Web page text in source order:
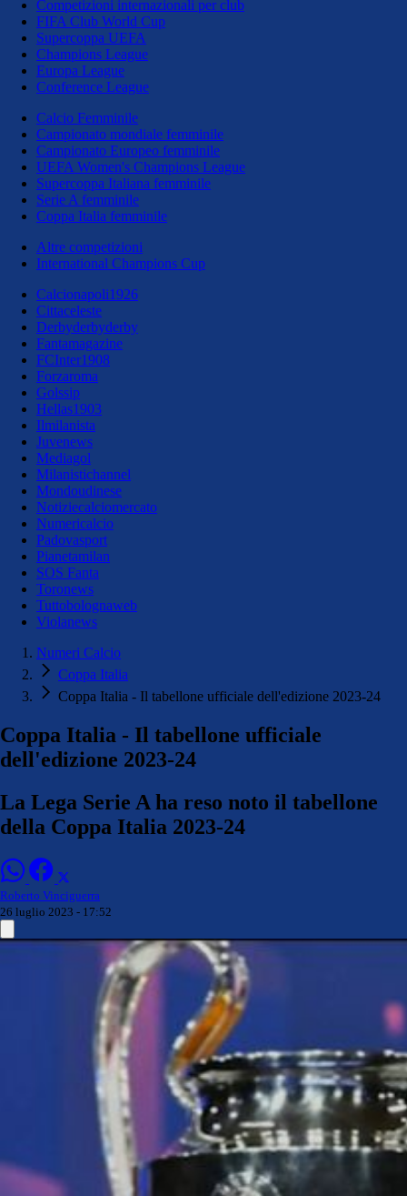
Competizioni internazionali per club
FIFA Club World Cup
Supercoppa UEFA
Champions League
Europa League
Conference League
Calcio Femminile
Campionato mondiale femminile
Campionato Europeo femminile
UEFA Women's Champions League
Supercoppa Italiana femminile
Serie A femminile
Coppa Italia femminile
Altre competizioni
International Champions Cup
Calcionapoli1926
Cittaceleste
Derbyderbyderby
Fantamagazine
FCInter1908
Forzaroma
Golssip
Hellas1903
Ilmilanista
Juvenews
Mediagol
Milanistichannel
Mondoudinese
Notiziecalciomercato
Numericalcio
Padovasport
Pianetamilan
SOS Fanta
Toronews
Tuttobolognaweb
Violanews
Numeri Calcio
Coppa Italia
Coppa Italia - Il tabellone ufficiale dell'edizione 2023-24
Coppa Italia - Il tabellone ufficiale
dell'edizione 2023-24
La Lega Serie A ha reso noto il tabellone
della Coppa Italia 2023-24
Roberto Vinciguerra
26 luglio 2023 - 17:52